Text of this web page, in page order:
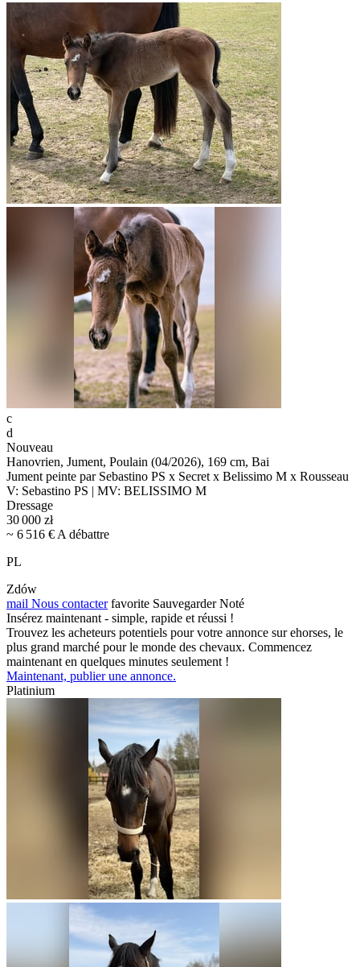
c
d
Nouveau
Hanovrien, Jument, Poulain (04/2026), 169 cm, Bai
Jument peinte par Sebastino PS x Secret x Belissimo M x Rousseau
V: Sebastino PS | MV: BELISSIMO M
Dressage
30 000 zł
~ 6 516 € A débattre
PL
Zdów
mail Nous contacter favorite Sauvegarder Noté
Insérez maintenant - simple, rapide et réussi !
Trouvez les acheteurs potentiels pour votre annonce sur ehorses, le
plus grand marché pour le monde des chevaux. Commencez
maintenant en quelques minutes seulement !
Maintenant, publier une annonce.
Platinium